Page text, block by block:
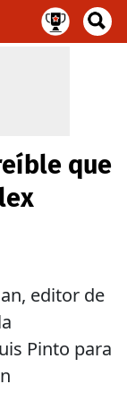
que
editor de
Pinto para